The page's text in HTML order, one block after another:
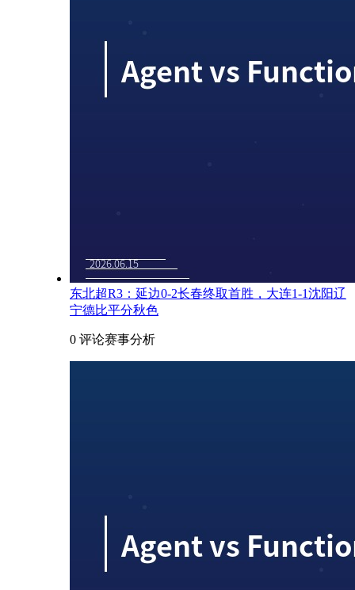
东北超R3：延边0-2长春终取首胜，大连1-1沈阳辽
宁德比平分秋色
0 评论赛事分析